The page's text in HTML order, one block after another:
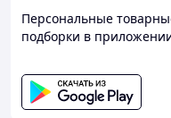
Персональные
подборки в